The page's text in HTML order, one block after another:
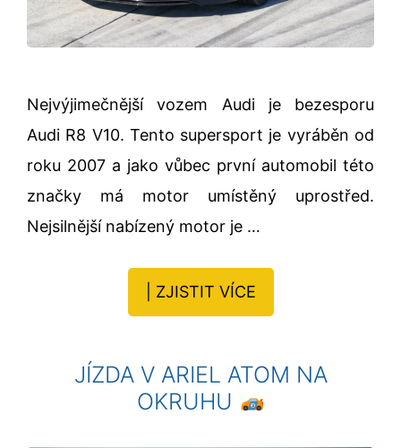
Nejvýjimečnější vozem Audi je bezesporu
Audi R8 V10. Tento supersport je vyráběn od
roku 2007 a jako vůbec první automobil této
značky má motor umístěný uprostřed.
Nejsilnější nabízený motor je …
| ZJISTIT VÍCE
JÍZDA V ARIEL ATOM NA
OKRUHU